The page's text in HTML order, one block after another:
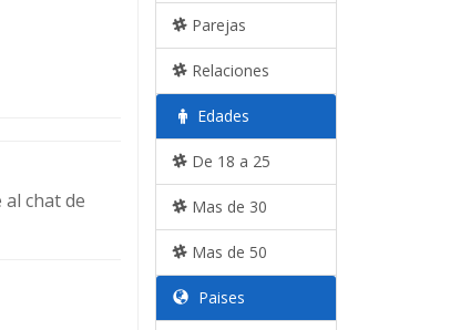
chat de
Parejas
Relaciones
Edades
De 18 a 25
Mas de 30
Mas de 50
Paises